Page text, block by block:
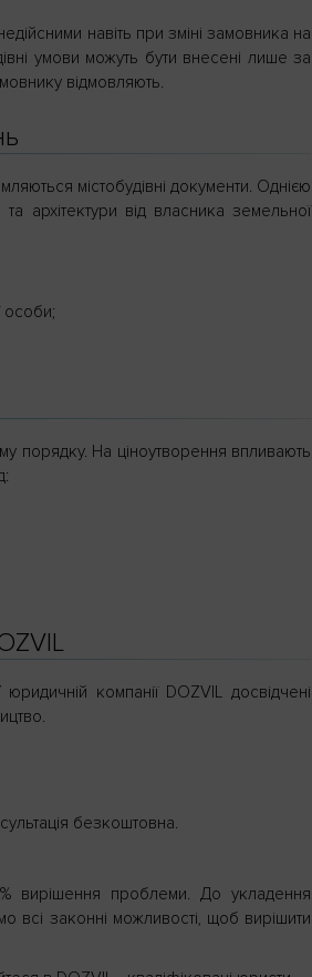
навіть при зміні замовника на
умови можуть бути внесені лише за
відмовляють.
містобудівні документи. Однією
архітектури від власника земельної
особи;
порядку. На ціноутворення впливають
компанії DOZVIL досвідчені
безкоштовна.
вирішення проблеми. До укладення
законні можливості, щоб вирішити